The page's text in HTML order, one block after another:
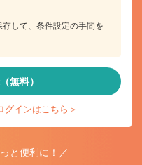
して、条件設定の手間を
無料）
グインはこちら＞
と便利に！／